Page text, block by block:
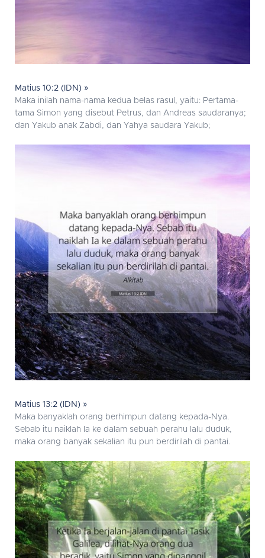
Matius 10:2 (IDN) »
Maka inilah nama-nama kedua belas rasul, yaitu: Pertama-
tama Simon yang disebut Petrus, dan Andreas saudaranya;
dan Yakub anak Zabdi, dan Yahya saudara Yakub;
Matius 13:2 (IDN) »
Maka banyaklah orang berhimpun datang kepada-Nya.
Sebab itu naiklah Ia ke dalam sebuah perahu lalu duduk,
maka orang banyak sekalian itu pun berdirilah di pantai.